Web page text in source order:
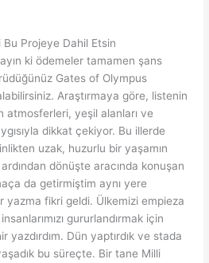
Bu Projeye Dahil Etsin
ki ödemeler tamamen şans
Gates of Olympus
Araştırmaya göre, listenin
atmosferleri, yeşil alanları ve
dikkat çekiyor. Bu illerde
uzak, huzurlu bir yaşamın
ardından dönüşte aracında konuşan
da getirmiştim aynı yere
yazma fikri geldi. Ülkemizi empieza
gururlandırmak için
yazdırdım. Dün yaptırdık ve stada
bu süreçte. Bir tane Milli